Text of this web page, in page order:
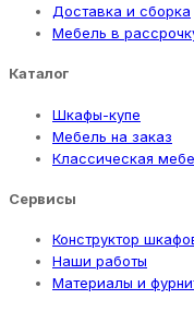
Доставка и сборка
Мебель в
Каталог
Шкафы-купе
Мебель на заказ
Классическая
Сервисы
Конструктор
Наши работы
Материалы и